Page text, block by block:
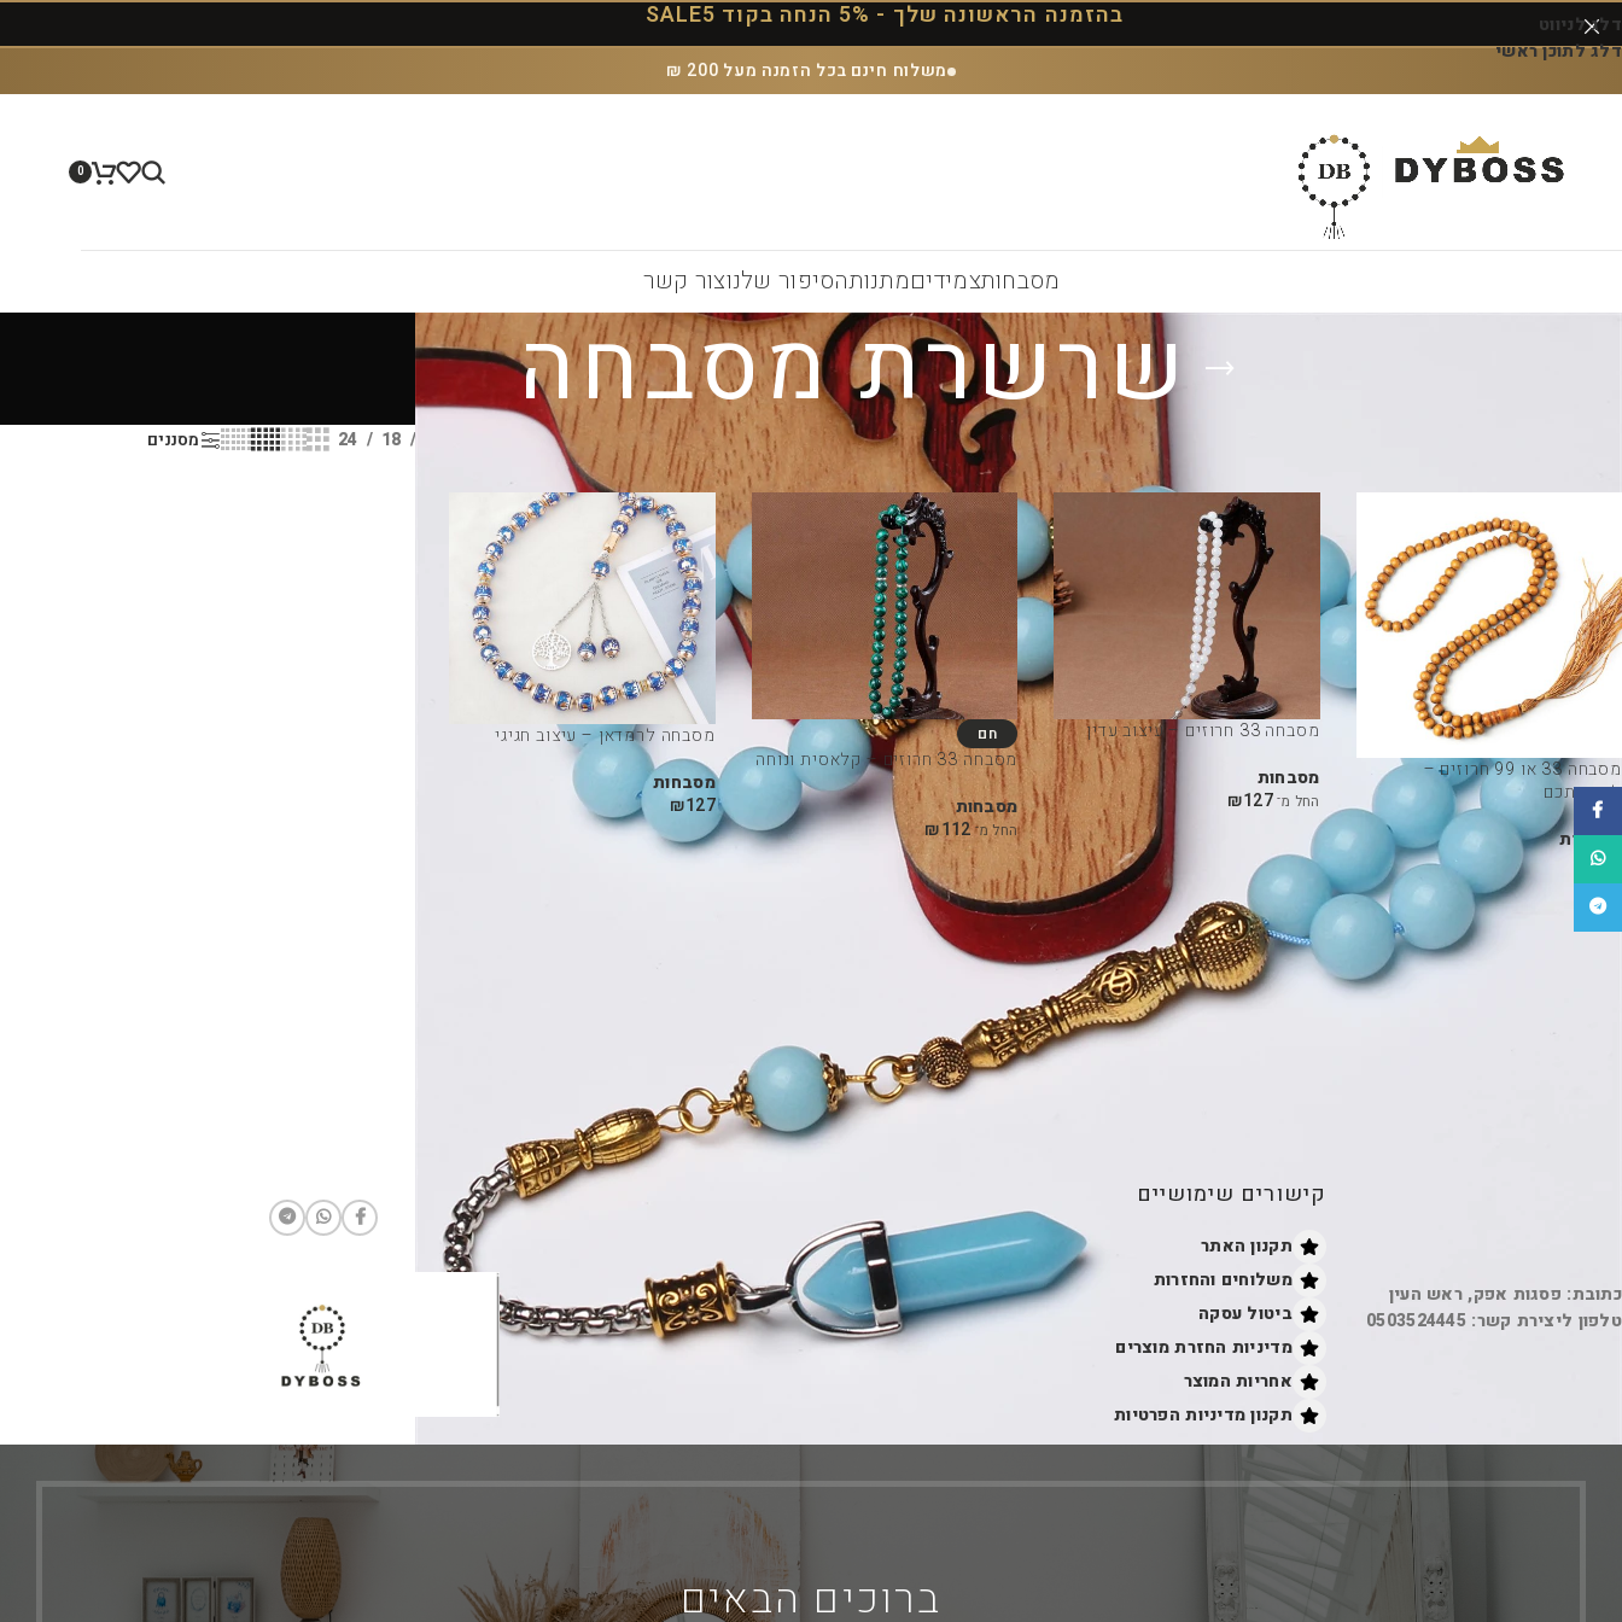
דלג לניווט
דלג לתוכן ראשי
בהזמנה הראשונה שלך - 5% הנחה בקוד SALE5
משלוח חינם בכל הזמנה מעל 200 ₪
0
מסבחותצמידיםמתנותהסיפור שלנוצור קשר
שרשרת מסבחה
18
24 מסננים
מסבחה 33 או 99 חרוזים –
לבחירתכם
מסבחות
₪105
מסבחה 33 חרוזים – עיצוב עדין
מסבחות
החל מ־ ₪127
חם
מסבחה 33 חרוזים – קלאסית ונוחה
מסבחות
החל מ־ ₪112
מסבחה לרמדאן – עיצוב חגיגי
מסבחות
₪127
כתובת: פסגות אפק, ראש העין
טלפון ליצירת קשר: 0503524445
קישורים שימושיים
תקנון האתר
משלוחים והחזרות
ביטול עסקה
מדיניות החזרת מוצרים
אחריות המוצר
תקנון מדיניות הפרטיות
ברוכים הבאים
פייסבוק
WhatsApp
טלגרם